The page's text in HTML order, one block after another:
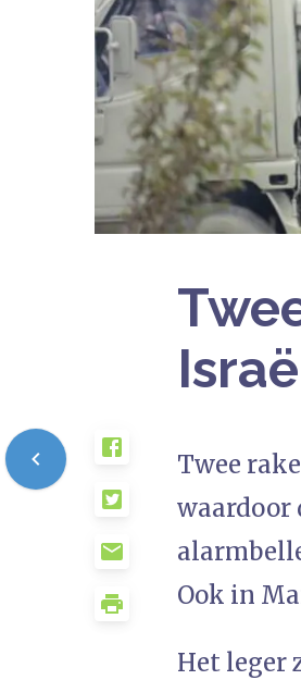
Twee
waardoor
Ook in
Het leger